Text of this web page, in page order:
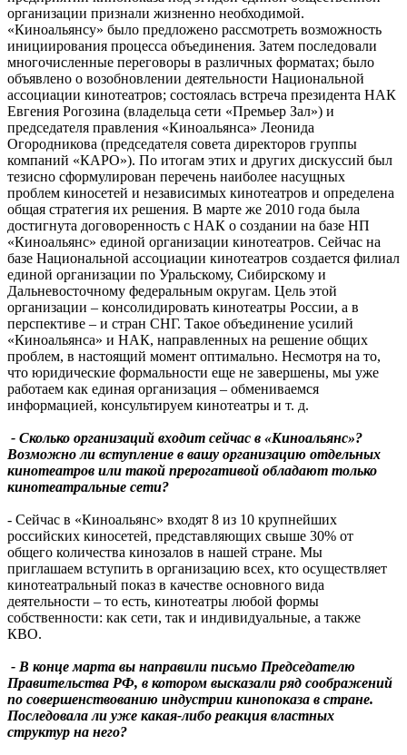
организации признали жизненно необходимой.
«Киноальянсу» было предложено рассмотреть возможность
инициирования процесса объединения. Затем последовали
многочисленные переговоры в различных форматах; было
объявлено о возобновлении деятельности Национальной
ассоциации кинотеатров; состоялась встреча президента НАК
Евгения Рогозина (владельца сети «Премьер Зал») и
председателя правления «Киноальянса» Леонида
Огородникова (председателя совета директоров группы
компаний «КАРО»). По итогам этих и других дискуссий был
тезисно сформулирован перечень наиболее насущных
проблем киносетей и независимых кинотеатров и определена
общая стратегия их решения. В марте же 2010 года была
достигнута договоренность с НАК о создании на базе НП
«Киноальянс» единой организации кинотеатров. Сейчас на
базе Национальной ассоциации кинотеатров создается филиал
единой организации по Уральскому, Сибирскому и
Дальневосточному федеральным округам. Цель этой
организации – консолидировать кинотеатры России, а в
перспективе – и стран СНГ. Такое объединение усилий
«Киноальянса» и НАК, направленных на решение общих
проблем, в настоящий момент оптимально. Несмотря на то,
что юридические формальности еще не завершены, мы уже
работаем как единая организация – обмениваемся
информацией, консультируем кинотеатры и т. д.
- Сколько организаций входит сейчас в «Киноальянс»?
Возможно ли вступление в вашу организацию отдельных
кинотеатров или такой прерогативой обладают только
кинотеатральные сети?
- Сейчас в «Киноальянс» входят 8 из 10 крупнейших
российских киносетей, представляющих свыше 30% от
общего количества кинозалов в нашей стране. Мы
приглашаем вступить в организацию всех, кто осуществляет
кинотеатральный показ в качестве основного вида
деятельности – то есть, кинотеатры любой формы
собственности: как сети, так и индивидуальные, а также
КВО.
- В конце марта вы направили письмо Председателю
Правительства РФ, в котором высказали ряд соображений
по совершенствованию индустрии кинопоказа в стране.
Последовала ли уже какая-либо реакция властных
структур на него?